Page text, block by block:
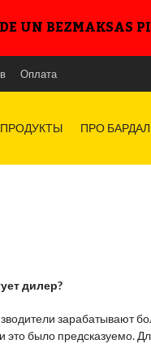
Оплата
ПРОДУКТЫ ПРО
дилер?
зарабатывают
это было
UN BEZMAKSAS